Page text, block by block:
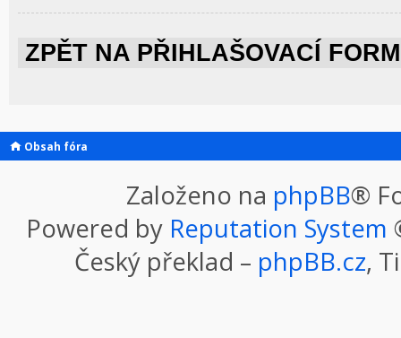
ZPĚT NA PŘIHLAŠOVACÍ
Obsah fóra
Založeno na phpBB®
Powered by Reputation System
Český překlad – phpBB.cz,